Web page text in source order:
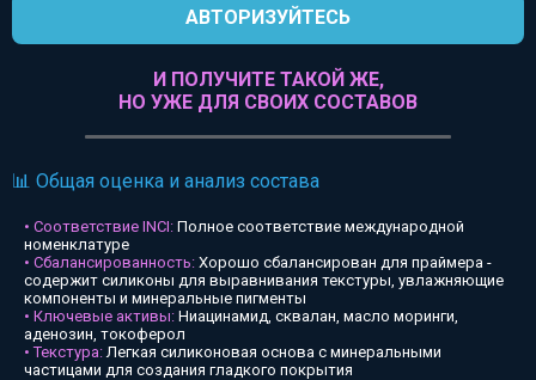
АВТОРИЗУЙТЕСЬ
И ПОЛУЧИТЕ ТАКОЙ ЖЕ,
НО УЖЕ ДЛЯ СВОИХ СОСТАВОВ
📊 Общая оценка и анализ состава
• Соответствие INCI: Полное соответствие международной
номенклатуре
• Сбалансированность: Хорошо сбалансирован для праймера -
содержит силиконы для выравнивания текстуры, увлажняющие
компоненты и минеральные пигменты
• Ключевые активы: Ниацинамид, сквалан, масло моринги,
аденозин, токоферол
• Текстура:Легкая силиконовая основа с минеральными
частицами для создания гладкого покрытия